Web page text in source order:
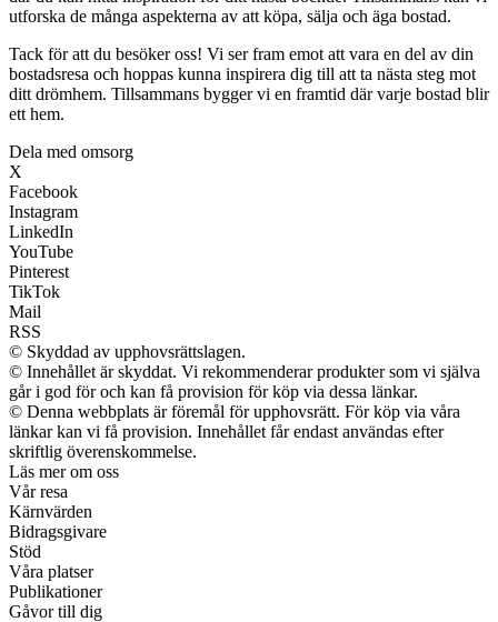
utforska de många aspekterna av att köpa, sälja och äga bostad.
Tack för att du besöker oss! Vi ser fram emot att vara en del av din
bostadsresa och hoppas kunna inspirera dig till att ta nästa steg mot
ditt drömhem. Tillsammans bygger vi en framtid där varje bostad blir
ett hem.
Dela med omsorg
X
Facebook
Instagram
LinkedIn
YouTube
Pinterest
TikTok
Mail
RSS
© Skyddad av upphovsrättslagen.
© Innehållet är skyddat. Vi rekommenderar produkter som vi själva
går i god för och kan få provision för köp via dessa länkar.
© Denna webbplats är föremål för upphovsrätt. För köp via våra
länkar kan vi få provision. Innehållet får endast användas efter
skriftlig överenskommelse.
Läs mer om oss
Vår resa
Kärnvärden
Bidragsgivare
Stöd
Våra platser
Publikationer
Gåvor till dig